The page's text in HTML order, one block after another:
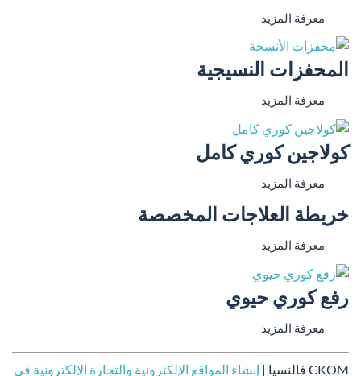
معرفة المزيد
المحفزات النسيجية
معرفة المزيد
كولاجين كوري كامل
معرفة المزيد
خريطة العلاجات المخصصة
معرفة المزيد
رفع كوري حيوي
معرفة المزيد
CKOM فالنسيا | إنشاء المواقع الإلكترونية والتجارة الإلكترونية في